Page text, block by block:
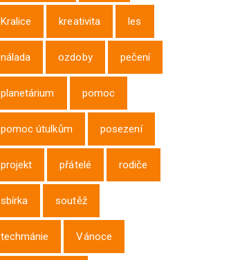
Kralice kreativita les
nálada ozdoby pečení
planetárium pomoc
pomoc útulkům posezení
projekt přátelé rodiče
sbírka soutěž
techmánie Vánoce